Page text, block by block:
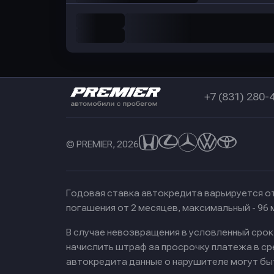
+7 (831) 280-
© PREMIER, 2026
Годовая ставка автокредита варьируется
погашения от 2 месяцев, максимальный - 96
В случае невозвращения в условленный
начислить штраф за просрочку платежа в
автокредита данные о нарушителе могут